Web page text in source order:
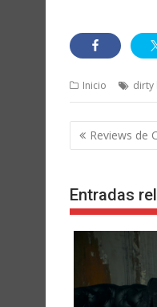
Inicio dirty
de
Reviews de
Entradas